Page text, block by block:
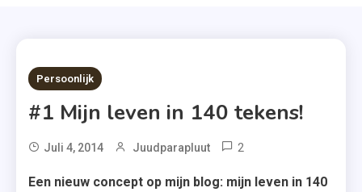
3 MINS READ
Persoonlijk
#1 Mijn leven in 140 tekens!
Juli 4, 2014 Juudparapluut 2
Een nieuw concept op mijn blog: mijn leven in 140